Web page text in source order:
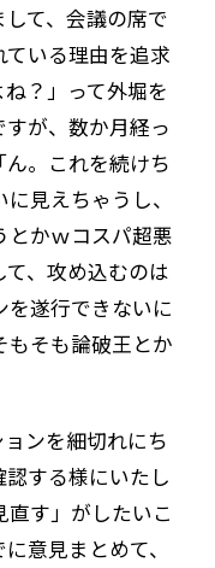
て、会議の席で
いる理由を追求
？」って外堀を
が、数か月経っ
。これを続けち
見えちゃうし、
とかｗコスパ超悪
、攻め込むのは
遂行できないに
もそも論破王とか
ンを細切れにち
する様にいたし
す」がしたいこ
意見まとめて、